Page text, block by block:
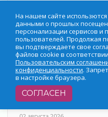
районе Ленобласти
02 августа 2026
Жителям Ленобласти
действовать при
02 августа 2026
В Ивангороде
граждан
02 августа 2026
На нашем сайте
данными о прошлых
персонализации сервисов и
пользователей. Продолжая
вы подтверждаете свое
файлов cookie в
Пользовательским
конфиденциальности.
в настройке браузера.
СОГЛАСЕН